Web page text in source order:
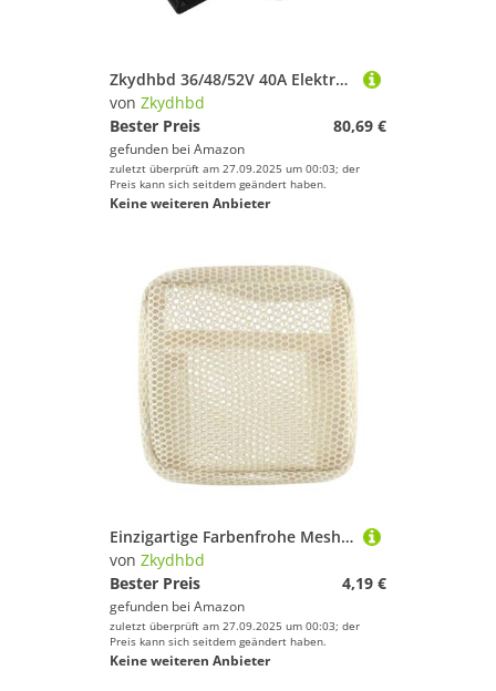
Zkydhbd 36/48/52V 40A Elektromotterbike Controller 2000W DREI Mode Sinus Pinsel Mit LCD Für E Bike Upgrades Hochleistungsdrei Sinuswellen Bürstenlose Controller
von Zkydhbd
Bester Preis
80,69 €
gefunden bei Amazon
zuletzt überprüft am 27.09.2025 um 00:03; der
Preis kann sich seitdem geändert haben.
Keine weiteren Anbieter
Einzigartige Farbenfrohe Meshes Make Up Organisatoren Kompakte Reisefreundliche Hygienische Hygienische Lagerbeutel Für Toilettenartikel Schönheitsprodukte Bunte Meshes Kosmetische Beutel Für Reisen
von Zkydhbd
Bester Preis
4,19 €
gefunden bei Amazon
zuletzt überprüft am 27.09.2025 um 00:03; der
Preis kann sich seitdem geändert haben.
Keine weiteren Anbieter